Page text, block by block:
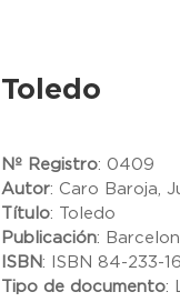
Toledo
Nº Registro:0409
Autor: Caro Baroja,
Título:
Toledo
Publicación:
ISBN:
ISBN 84-233-
Tipo de documento: